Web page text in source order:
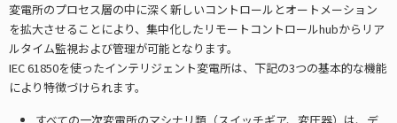
変電所のプロセス層の中に深く新しいコントロールとオートメーション
を拡大させることにより、集中化したリモートコントロールhubからリア
ルタイム監視および管理が可能となります。
IEC 61850を使ったインテリジェント変電所は、下記の3つの基本的な機能
により特徴づけられます。